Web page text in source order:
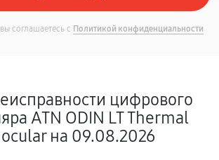
соглашаетесь с Политикой конфиденциальности
цифрового
ATN ODIN LT Thermal
на 09.08.2026